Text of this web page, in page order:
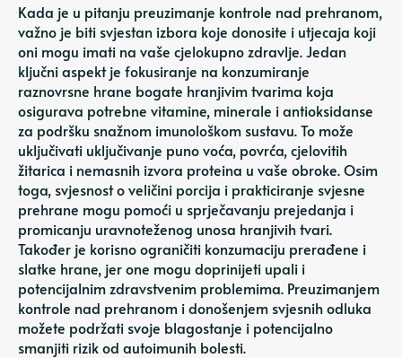
Kada je u pitanju preuzimanje kontrole nad prehranom,
važno je biti svjestan izbora koje donosite i utjecaja koji
oni mogu imati na vaše cjelokupno zdravlje. Jedan
ključni aspekt je fokusiranje na konzumiranje
raznovrsne hrane bogate hranjivim tvarima koja
osigurava potrebne vitamine, minerale i antioksidanse
za podršku snažnom imunološkom sustavu. To može
uključivati ​​uključivanje puno voća, povrća, cjelovitih
žitarica i nemasnih izvora proteina u vaše obroke. Osim
toga, svjesnost o veličini porcija i prakticiranje svjesne
prehrane mogu pomoći u sprječavanju prejedanja i
promicanju uravnoteženog unosa hranjivih tvari.
Također je korisno ograničiti konzumaciju prerađene i
slatke hrane, jer one mogu doprinijeti upali i
potencijalnim zdravstvenim problemima. Preuzimanjem
kontrole nad prehranom i donošenjem svjesnih odluka
možete podržati svoje blagostanje i potencijalno
smanjiti rizik od autoimunih bolesti.